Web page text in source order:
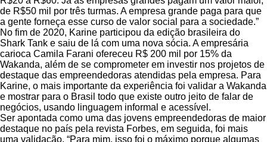
de R$50 mil por três turmas. A empresa grande paga para que
a gente forneça esse curso de valor social para a sociedade.”
No fim de 2020, Karine participou da edição brasileira do
Shark Tank e saiu de lá com uma nova sócia. A empresária
carioca Camila Farani ofereceu R$ 200 mil por 15% da
Wakanda, além de se comprometer em investir nos projetos de
destaque das empreendedoras atendidas pela empresa. Para
Karine, o mais importante da experiência foi validar a Wakanda
e mostrar para o Brasil todo que existe outro jeito de falar de
negócios, usando linguagem informal e acessível.
Ser apontada como uma das jovens empreendedoras de maior
destaque no país pela revista Forbes, em seguida, foi mais
uma validação. “Para mim, isso foi o máximo porque algumas